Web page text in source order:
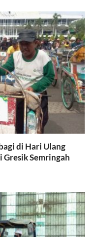
di Hari Ulang
Gresik Semringah